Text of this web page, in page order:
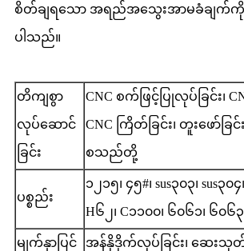
စိတ်ချရသော အရည်အသွေးအာမခံချက်ကို
ပါသည်။
တိကျစွာ
လုပ်ဆောင်
ခြင်း
CNC စက်ဖြင့်ပြုလုပ်ခြင်း၊
CNC ကြိတ်ခြင်း၊ တူးဖော်ခြ
စသည်တို့
ပစ္စည်း
၁၂၁၅၊ ၄၅#၊ sus၃၀၃၊ sus၃၀
H၆၂၊ C၁၁၀၀၊ ၆၀၆၁၊ ၆၀၆
မျက်နှာပြင် အန်နိုဒိုက်လုပ်ခြင်း၊ ဆေးသုတ်ခြ